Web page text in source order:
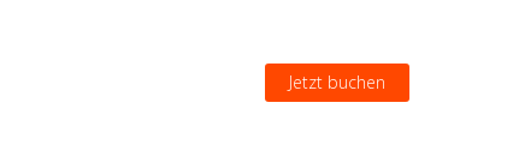
Jetzt buchen